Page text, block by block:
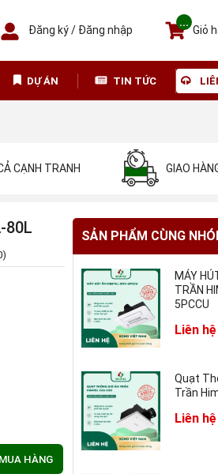
Đăng ký/ Đăng nhập
...
Giỏ
DỰ ÁN TIN TỨC
CẠNH TRANH GIAO
80L
HÀNG
SẢN PHẨM CÙNG
MÁY
TRẦN
5PCCU
Liên hệ
Quạt
Trần
Liên hệ